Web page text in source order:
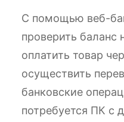
С помощью веб-
проверить баланс
оплатить товар
осуществить
банковские
потребуется ПК с